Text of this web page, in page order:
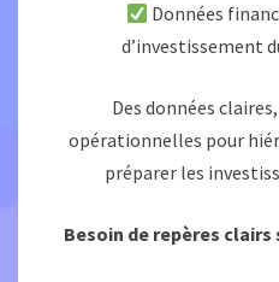
Données
d’investissement
Des données
opérationnelles pour
préparer les
Besoin de repères